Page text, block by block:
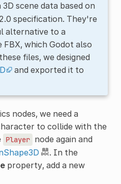
scene data based on
specification. They're
alternative to a
which Godot also
files, we designed
and exported it to
nodes, we need a
to collide with the
Player node again and
. In the
property, add a new